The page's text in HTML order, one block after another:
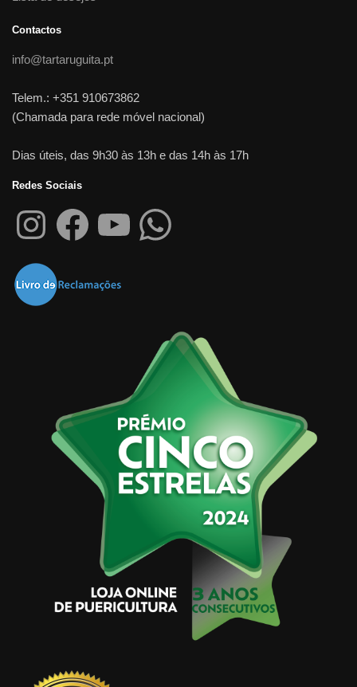
Contactos
info@tartaruguita.pt
Telem.: +351 910673862
(Chamada para rede móvel nacional)
Dias úteis, das 9h30 às 13h e das 14h às 17h
Redes Sociais